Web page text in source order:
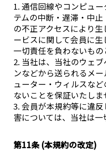
1. 通信回線やコンピュ
テムの中断・遅滞・中
の不正アクセスにより
ービスに関して会員に
一切責任を負わないもの
2. 当社は、当社のウェ
ンなどから送られるメ
ューター・ウィルスな
ないことを保証いたしま
3. 会員が本規約等に違
害については、当社は一
第11条 (本規約の改定)